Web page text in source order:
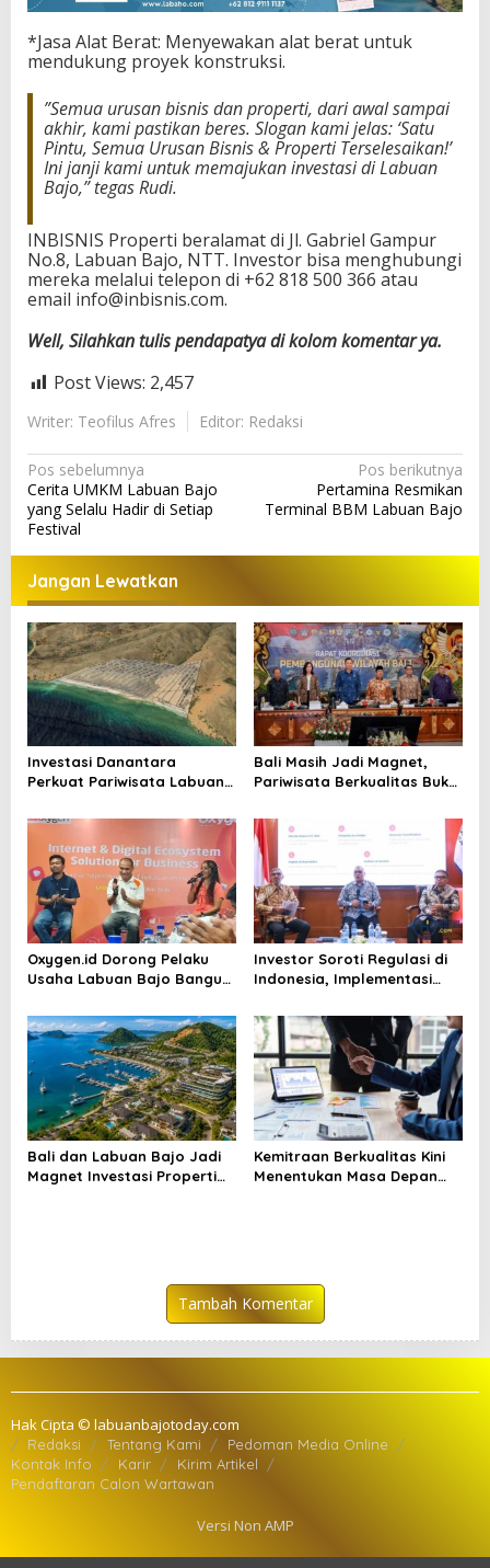
*​Jasa Alat Berat: Menyewakan alat berat untuk
mendukung proyek konstruksi.
​”Semua urusan bisnis dan properti, dari awal sampai
akhir, kami pastikan beres. Slogan kami jelas: ‘Satu
Pintu, Semua Urusan Bisnis & Properti Terselesaikan!’
Ini janji kami untuk memajukan investasi di Labuan
Bajo,” tegas Rudi.
​INBISNIS Properti beralamat di Jl. Gabriel Gampur
No.8, Labuan Bajo, NTT. Investor bisa menghubungi
mereka melalui telepon di +62 818 500 366 atau
email info@inbisnis.com.
Well, Silahkan tulis pendapatya di kolom komentar ya.
Post Views: 2,457
Writer: Teofilus Afres Editor: Redaksi
N
a
v
i
g
a
s
i
p
o
s
Pos sebelumnya
Cerita UMKM Labuan Bajo
yang Selalu Hadir di Setiap
Festival
Pos berikutnya
Pertamina Resmikan
Terminal BBM Labuan Bajo
Jangan Lewatkan
Investasi Danantara
Perkuat Pariwisata Labuan
Premium
Bali Masih Jadi Magnet,
Pariwisata Berkualitas Buka
Oxygen.id Dorong Pelaku
Usaha Labuan Bajo Bangun
Investor Soroti Regulasi di
Indonesia, Implementasi
Bali dan Labuan Bajo Jadi
Magnet Investasi Properti
Kemitraan Berkualitas Kini
Menentukan Masa Depan
Tambah Komentar
Hak Cipta © labuanbajotoday.com
Redaksi Tentang Kami
Pedoman Media Online
Kontak Info
Karir
Kirim Artikel
Pendaftaran Calon Wartawan
Versi Non AMP